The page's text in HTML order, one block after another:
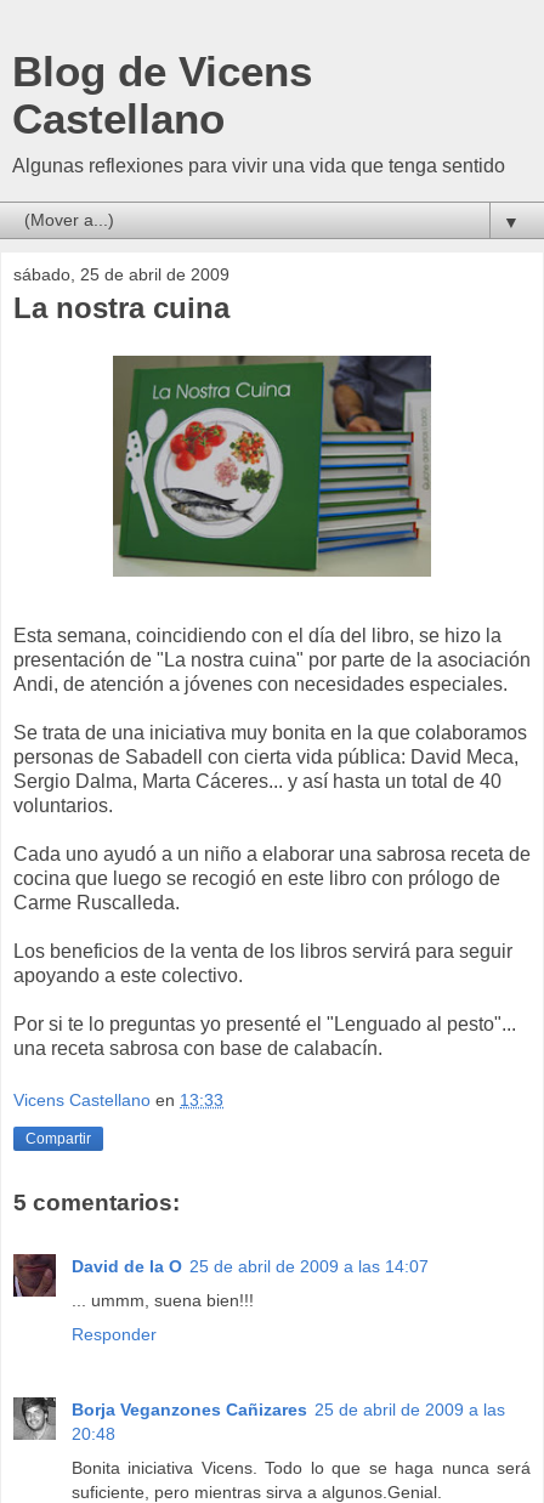
Blog de Vicens
Castellano
Algunas reflexiones para vivir una vida que tenga sentido
▼
sábado, 25 de abril de 2009
La nostra cuina
Esta semana, coincidiendo con el día del libro, se hizo la
presentación de "La nostra cuina" por parte de la asociación
Andi, de atención a jóvenes con necesidades especiales.
Se trata de una iniciativa muy bonita en la que colaboramos
personas de Sabadell con cierta vida pública: David Meca,
Sergio Dalma, Marta Cáceres... y así hasta un total de 40
voluntarios.
Cada uno ayudó a un niño a elaborar una sabrosa receta de
cocina que luego se recogió en este libro con prólogo de
Carme Ruscalleda.
Los beneficios de la venta de los libros servirá para seguir
apoyando a este colectivo.
Por si te lo preguntas yo presenté el "Lenguado al pesto"...
una receta sabrosa con base de calabacín.
Vicens Castellano en 13:33
Compartir
5 comentarios:
David de la O 25 de abril de 2009 a las 14:07
... ummm, suena bien!!!
Responder
Borja Veganzones Cañizares 25 de abril de 2009 a las
20:48
Bonita iniciativa Vicens. Todo lo que se haga nunca será
suficiente, pero mientras sirva a algunos.Genial.